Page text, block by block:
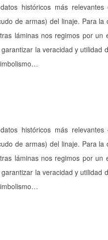
históricos más
de armas) del linaje. Para la
láminas nos regimos por un
la veracidad y utilidad
históricos más
de armas) del linaje. Para la
láminas nos regimos por un
la veracidad y utilidad